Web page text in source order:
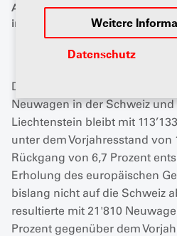
Weitere
Datenschutz
Auch Toyota erweitert seine
in den Kernsegmenten. Foto:
Die kumulierte
Neuwagen in der Schweiz
Liechtenstein bleibt mit
unter dem Vorjahresstand von
Rückgang von 6,7 Prozent
Erholung des europäischen
bislang nicht auf die Schweiz
resultierte mit 21'810
Prozent gegenüber dem